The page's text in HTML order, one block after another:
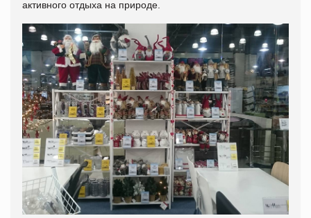
активного отдыха на природе.